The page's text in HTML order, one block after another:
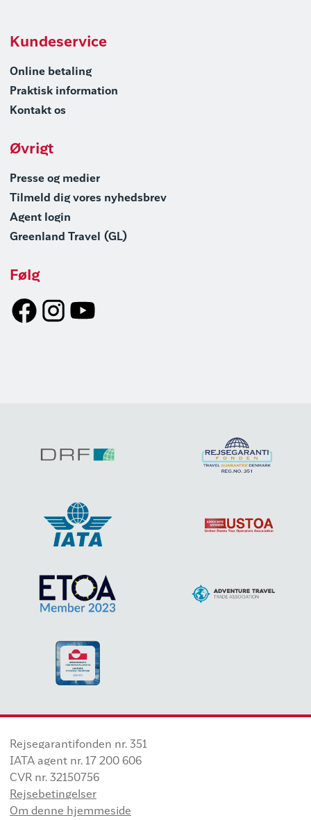
Kundeservice
Online betaling
Praktisk information
Kontakt os
Øvrigt
Presse og medier
Tilmeld dig vores nyhedsbrev
Agent login
Greenland Travel (GL)
Følg
Rejsegarantifonden nr. 351
IATA agent nr. 17 200 606
CVR nr. 32150756
Rejsebetingelser
Om denne hjemmeside